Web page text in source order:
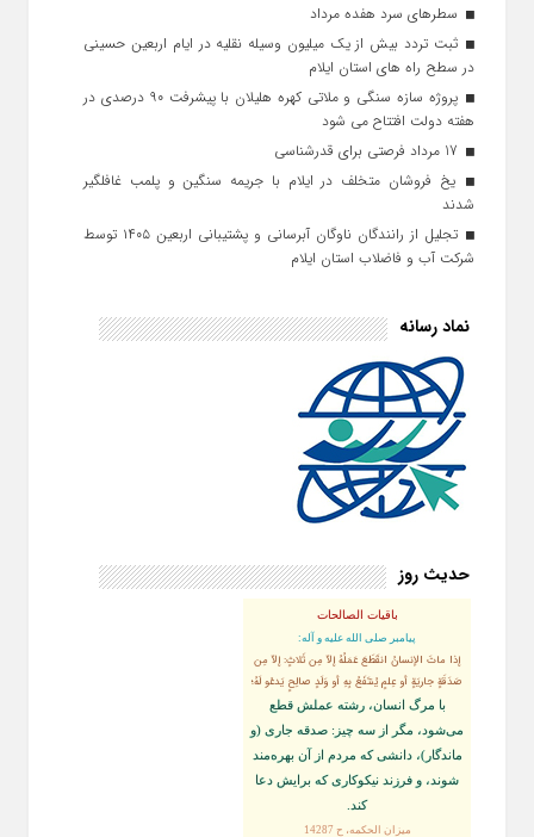
سطرهای سرد هفده مرداد
ثبت تردد بیش از یک میلیون وسیله نقلیه در ایام اربعین حسینی
در سطح راه‌ های استان ایلام
پروژه سازه سنگی و ملاتی کهره هلیلان با پیشرفت ۹۰ درصدی در
هفته دولت افتتاح می شود
یخ‌ فروشان متخلف در ایلام با جریمه سنگین و پلمب غافلگیر
شدند
تجلیل از رانندگان ناوگان آبرسانی و پشتیبانی اربعین ۱۴۰۵ توسط
شرکت آب و فاضلاب استان ایلام
نماد رسانه
حدیث روز
باقیات الصالحات
پيامبر صلى‏ الله‏ عليه ‏و‏ آله:
إذا ماتَ الإنسانُ انقَطَعَ عَمَلُهُ إلاّ مِن ثَلاثٍ: إلاّ مِن
صَدَقَةٍ جاريَةٍ أو عِلمٍ يُنتَفَعُ بِهِ أو وَلَدٍ صالِحٍ يَدعُو لَهُ؛
با مرگ انسان، رشته عملش قطع
مى‌شود، مگر از سه چيز: صدقه جارى (و
ماندگار)، دانشى كه مردم از آن بهره‏‌مند
شوند، و فرزند نيكوكارى كه برايش دعا
كند.
ميزان الحكمه، ح 14287